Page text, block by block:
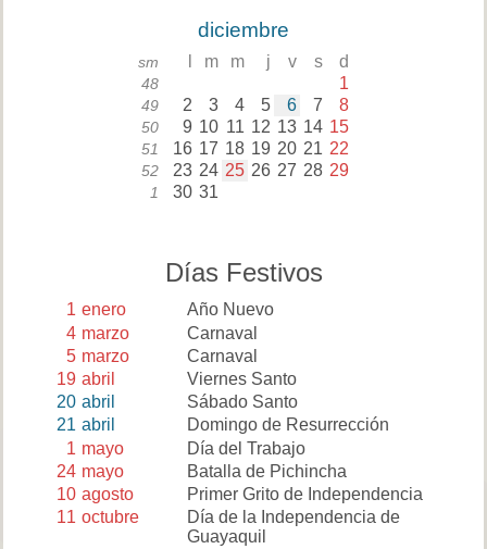
diciembre
sm m m j v s d
48 1
49 2 3 4 5 6 7 8
50 9 10 11 12 13 14 15
51 16 17 18 19 20 21 22
52 23 24 25 26 27 28 29
1 30 31
Días Festivos
1 enero
Año Nuevo
4 marzo
Carnaval
5 marzo
Carnaval
19 abril
Viernes Santo
20 abril
Sábado Santo
21 abril
Domingo de Resurrección
1 mayo
Día del Trabajo
24 mayo
Batalla de Pichincha
10 agosto
Primer Grito de Independencia
11 octubre
Día de la Independencia de
Guayaquil